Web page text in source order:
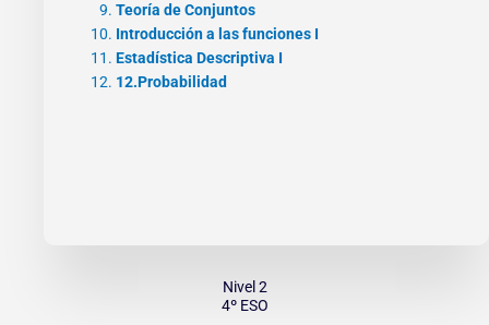
Teoría de Conjuntos
Introducción a las funciones I
Estadística Descriptiva I
12.Probabilidad
Nivel 2
4º ESO